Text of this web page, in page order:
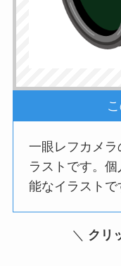
一眼レフカメ
ラストです。
能なイラストで
＼ クリ